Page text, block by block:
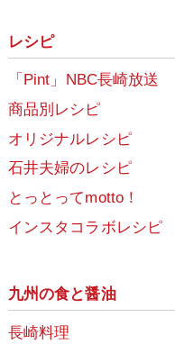
レシピ
「Pint」NBC長崎放送
商品別レシピ
オリジナルレシピ
石井夫婦のレシピ
とっとってmotto！
インスタコラボレシピ
九州の食と醤油
長崎料理